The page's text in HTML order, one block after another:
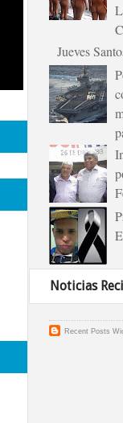
Jueves
Noticias
Recent Posts